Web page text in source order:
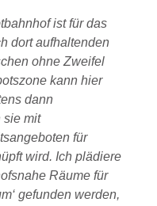
ist für das
dort aufhaltenden
ohne Zweifel
kann hier
dann
sie mit
für
wird. Ich plädiere
Räume für
gefunden werden,